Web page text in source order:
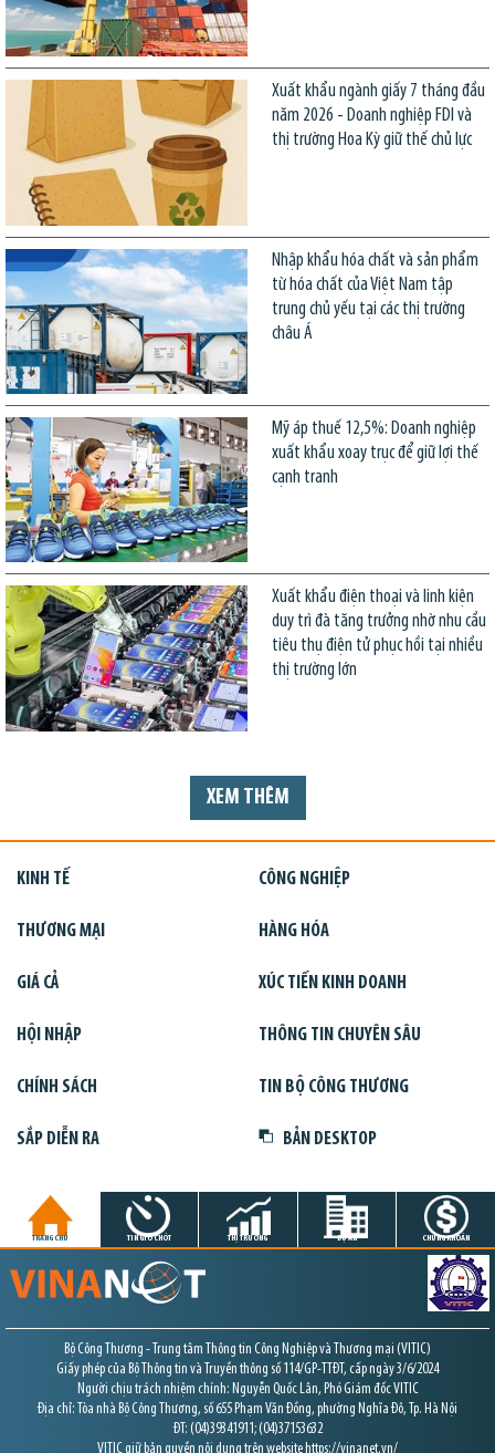
Xuất khẩu ngành giấy 7 tháng đầu
năm 2026 - Doanh nghiệp FDI và
thị trường Hoa Kỳ giữ thế chủ lực
Nhập khẩu hóa chất và sản phẩm
từ hóa chất của Việt Nam tập
trung chủ yếu tại các thị trường
châu Á
Mỹ áp thuế 12,5%: Doanh nghiệp
xuất khẩu xoay trục để giữ lợi thế
cạnh tranh
Xuất khẩu điện thoại và linh kiện
duy trì đà tăng trưởng nhờ nhu cầu
tiêu thụ điện tử phục hồi tại nhiều
thị trường lớn
XEM THÊM
KINH TẾ CÔNG NGHIỆP
THƯƠNG MẠI HÀNG HÓA
GIÁ CẢ XÚC TIẾN KINH DOANH
HỘI NHẬP THÔNG TIN CHUYÊN SÂU
CHÍNH SÁCH TIN BỘ CÔNG THƯƠNG
SẮP DIỄN RA BẢN DESKTOP
TRANG CHỦ TIN GIỜ CHÓT THỊ TRƯỜNG DỰ ÁN CHỨNG KHOÁN
Bộ Công Thương - Trung tâm Thông tin Công Nghiệp và Thương mại (VITIC)
Giấy phép của Bộ Thông tin và Truyền thông số 114/GP-TTĐT, cấp ngày 3/6/2024
Người chịu trách nhiệm chính: Nguyễn Quốc Lân, Phó Giám đốc VITIC
Địa chỉ: Tòa nhà Bộ Công Thương, số 655 Phạm Văn Đồng, phường Nghĩa Đô, Tp. Hà Nội
ĐT: (04)39341911; (04)37153632
VITIC giữ bản quyền nội dung trên website https://vinanet.vn/